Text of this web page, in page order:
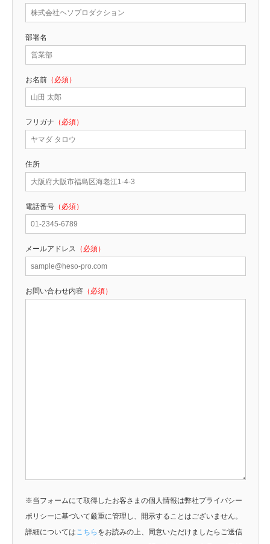
部署名
お名前 （必須）
フリガナ （必須）
住所
電話番号 （必須）
メールアドレス （必須）
お問い合わせ内容 （必須）
※当フォームにて取得したお客さまの個人情報は弊社プライバシー
ポリシーに基づいて厳重に管理し、開示することはございません。
詳細については こちら をお読みの上、同意いただけましたらご送信